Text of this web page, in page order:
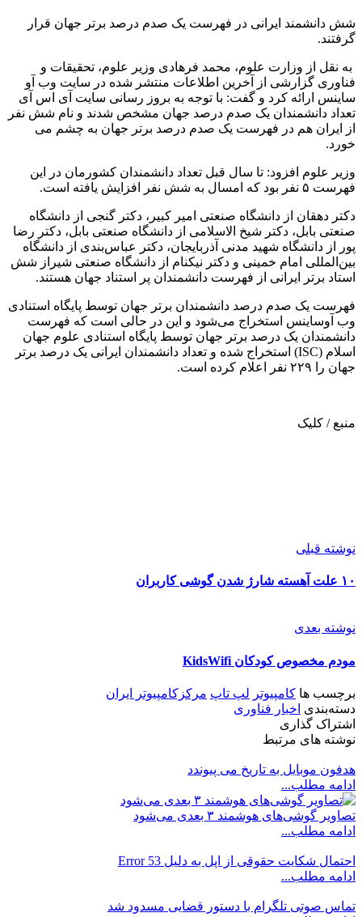
شش دانشمند ایرانی در فهرست یک صدم درصد برتر جهان قرار
گرفتند.
به نقل از وزارت علوم، محمد فرهادی وزیر علوم، تحقیقات و
فناوری گزارشی از آخرین اطلاعات منتشر شده در سایت وب آو
ساینس ارائه کرد و گفت: با توجه به بروز رسانی سایت آی اس آی
تعداد دانشمندان یک صدم درصد جهان مشخص شدند و نام شش نفر
از ایران هم در فهرست یک صدم درصد برتر جهان به چشم می
خورد.
وزیر علوم افزود: تا سال قبل تعداد دانشمندان کشورمان در این
فهرست ۵ نفر بود که امسال به شش نفر افزایش یافته است.
دکتر دهقان از دانشگاه صنعتی امیر کبیر، دکتر گنجی از دانشگاه
صنعتی بابل، دکتر شیخ الاسلامی از دانشگاه صنعتی بابل، دکتر رضا
پور از دانشگاه شهید مدنی آذربایجان، دکتر عباس‌بندی از دانشگاه
بین‌المللی امام خمینی و دکتر نیکنام از دانشگاه صنعتی شیراز شش
استاد برتر ایرانی از فهرست دانشمندان پر استناد جهان هستند.
فهرست یک صدم درصد دانشمندان برتر جهان توسط پایگاه استنادی
وب آوساینس استخراج می‌شود و این در حالی است که فهرست
دانشمندان یک درصد برتر جهان توسط پایگاه استنادی علوم جهان
اسلام (ISC) استخراج شده و تعداد دانشمندان ایرانی یک درصد برتر
جهان را ۲۲۹ نفر اعلام کرده است.
منبع / کلیک
نوشته قبلی
۱۰ علت آهسته شارژ شدن گوشی کاربران
نوشته بعدی
مودم مخصوص کودکان KidsWifi
برچسب ها کامپیوتر لپ تاپ مرکزکامپیوتر ایران
دسته‌بندی اخبار فناوری
اشتراک گذاری
نوشته های مرتبط
هدفون موبایل به تاریخ می پیوندد
ادامه مطلب...
تصاویر گوشی‌های هوشمند ۳ بعدی می‌شود
ادامه مطلب...
احتمال شکایت حقوقی از اپل به دلیل Error 53
ادامه مطلب...
تماس صوتی تلگرام با دستور قضایی مسدود شد